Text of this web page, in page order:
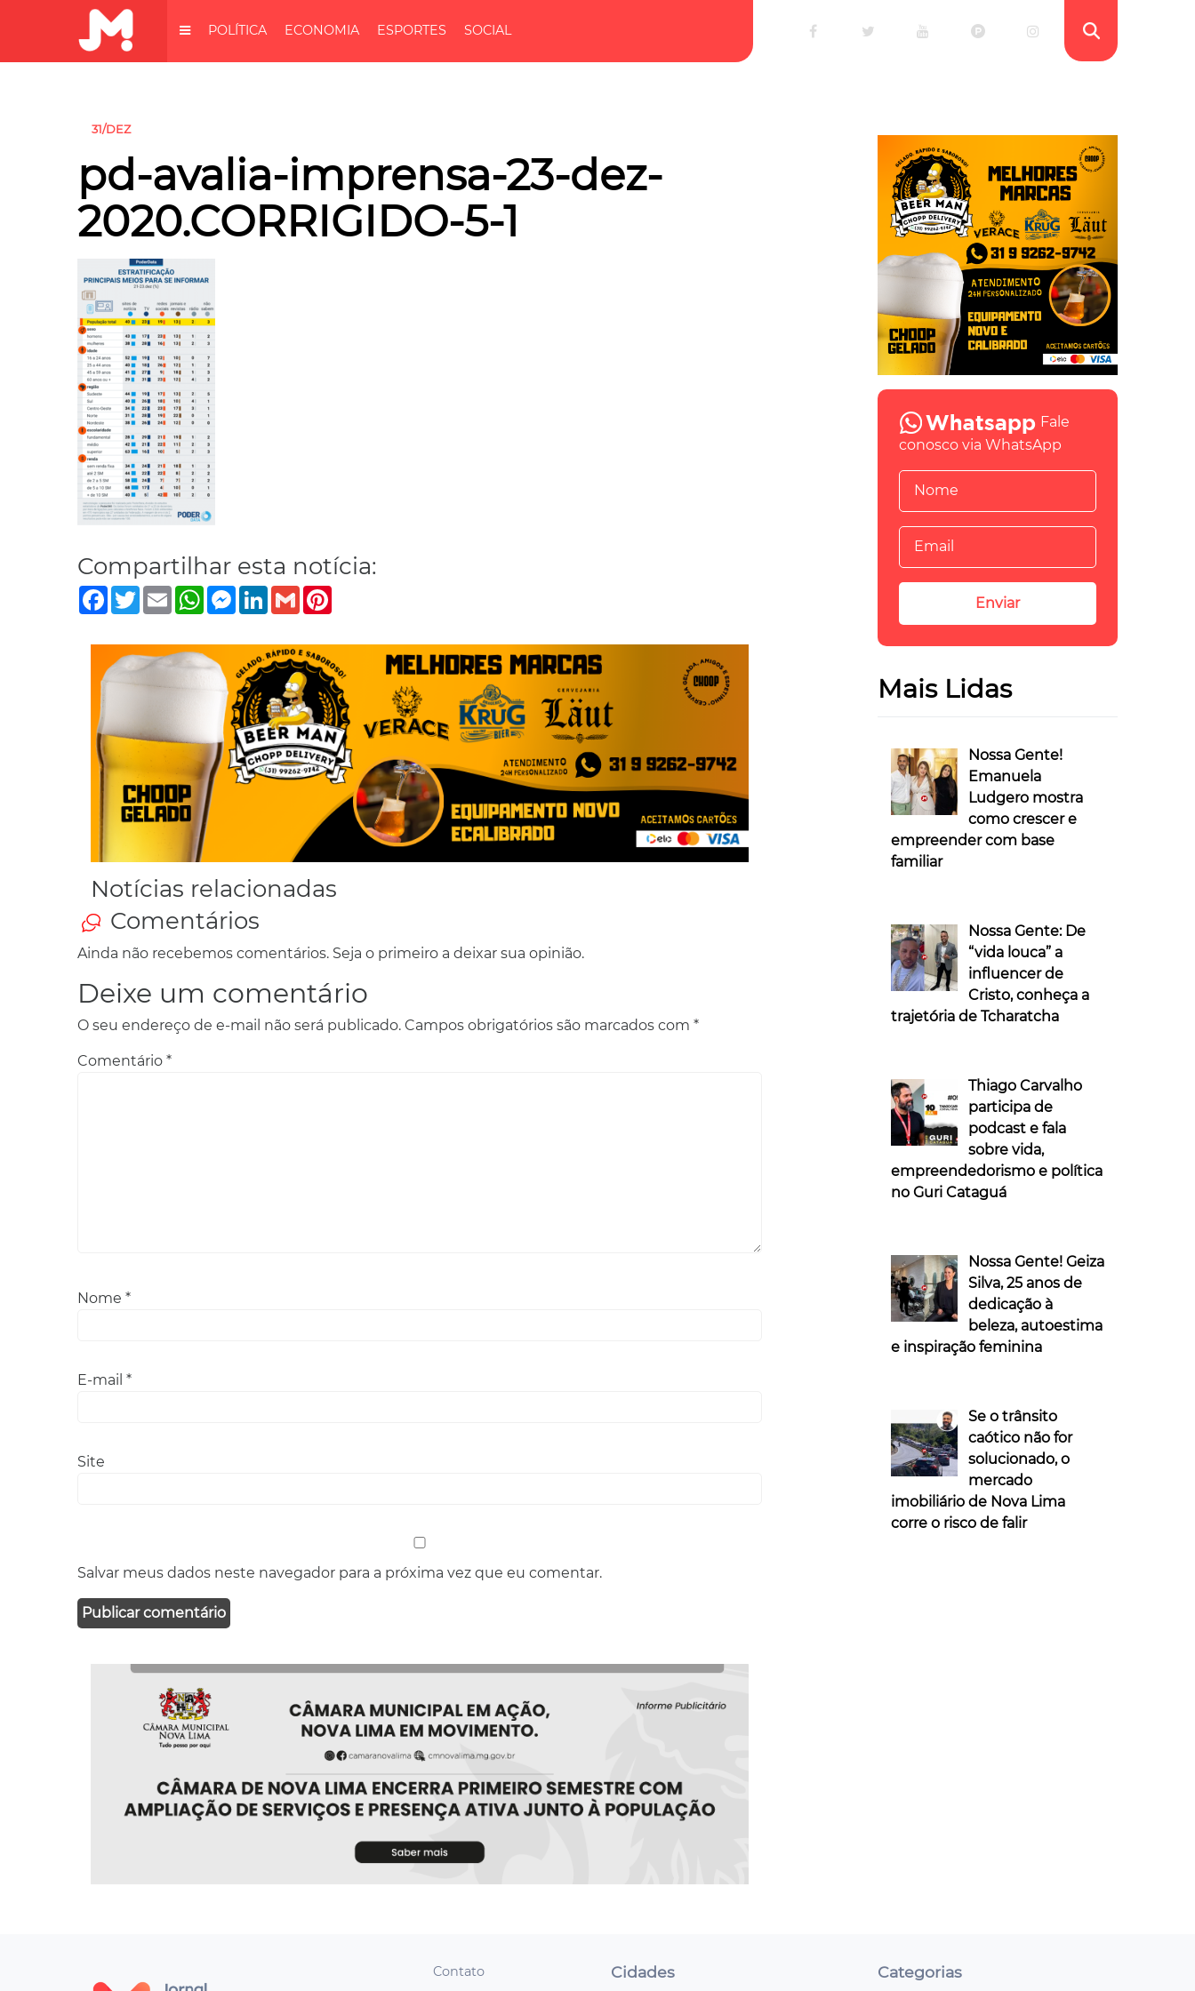
POLÍTICA ECONOMIA ESPORTES SOCIAL
31/DEZ
pd-avalia-imprensa-23-dez-
2020.CORRIGIDO-5-1
Compartilhar esta notícia:
Facebook
TwitterEmailWhatsApp
Messenger
LinkedIn
Gmail
Notícias relacionadas
Comentários
Ainda não recebemos comentários. Seja o primeiro a deixar sua opinião.
Deixe um comentário
O seu endereço de e-mail não será publicado. Campos obrigatórios são marcados com *
Comentário *
Nome *
E-mail *
Site
Salvar meus dados neste navegador para a próxima vez que eu comentar.
Fale
conosco via WhatsApp
Mais Lidas
Nossa Gente!
Emanuela
Ludgero mostra
como crescer e
empreender com base
familiar
Nossa Gente: De
“vida louca” a
influencer de
Cristo, conheça a
trajetória de Tcharatcha
Thiago Carvalho
participa de
podcast e fala
sobre vida,
empreendedorismo e política
no Guri Cataguá
Nossa Gente! Geiza
Silva, 25 anos de
dedicação à
beleza, autoestima
e inspiração feminina
Se o trânsito
caótico não for
solucionado, o
mercado
imobiliário de Nova Lima
corre o risco de falir
Contato
Cidades Categorias